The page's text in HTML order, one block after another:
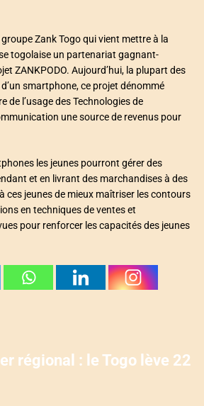
groupe Zank Togo qui vient mettre à la
togolaise un partenariat gagnant-
ZANKPODO. Aujourd’hui, la plupart des
smartphone, ce projet dénommé
de l’usage des Technologies de
une source de revenus pour
les jeunes pourront gérer des
et en livrant des marchandises à des
ces jeunes de mieux maîtriser les contours
en techniques de ventes et
pour renforcer les capacités des jeunes
régional : le Togo lève 22